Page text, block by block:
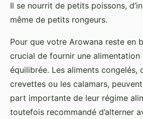
Il se nourrit de petits poissons,
même de petits rongeurs.
Pour que votre Arowana reste en
crucial de fournir une alimentation
équilibrée. Les aliments congelés,
crevettes ou les calamars,
part importante de leur régime
toutefois recommandé d’alterner